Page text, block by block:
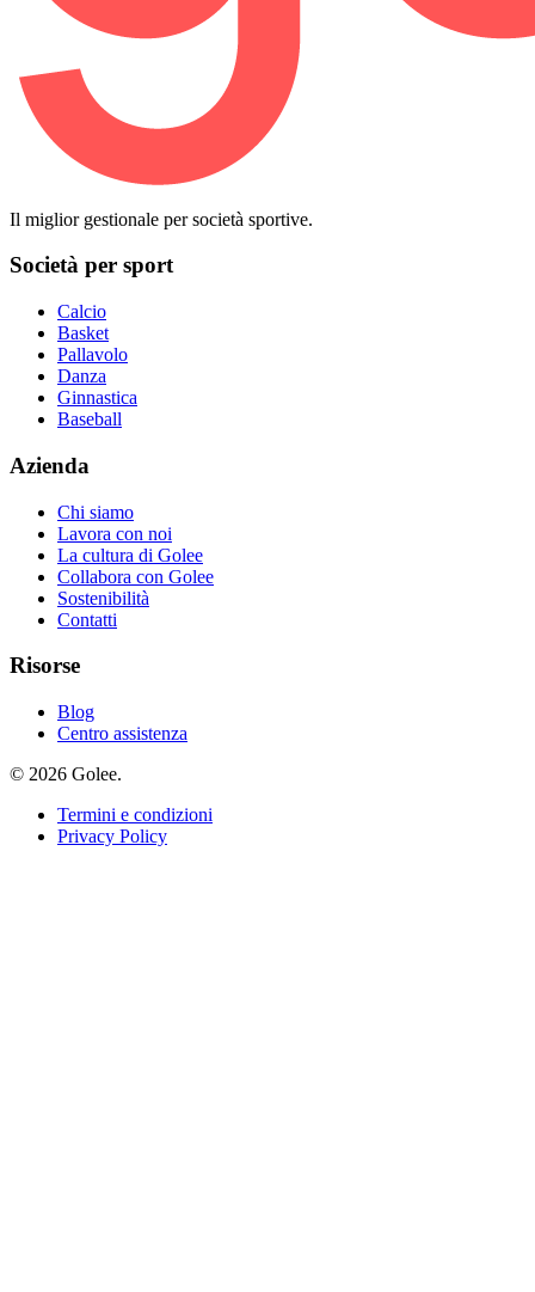
Il miglior gestionale per società sportive.
Società per sport
Calcio
Basket
Pallavolo
Danza
Ginnastica
Baseball
Azienda
Chi siamo
Lavora con noi
La cultura di Golee
Collabora con Golee
Sostenibilità
Contatti
Risorse
Blog
Centro assistenza
© 2026 Golee.
Termini e condizioni
Privacy Policy